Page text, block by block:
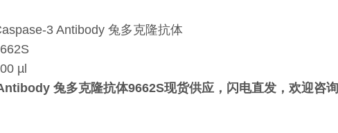
3 Antibody 兔多克隆抗体
µl
兔多克隆抗体9662S现货供应，闪电直发，欢迎咨询